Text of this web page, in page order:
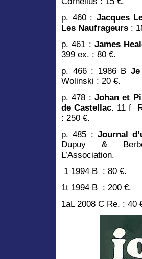
p. 460 : Jacques
Les Naufrageurs :
p. 461 :James
399 ex. : 80 €.
p. 466 : 1986 B
Wolinski : 20 €.
p. 478 : Johan et
de Castellac. 11 f
: 250 €.
p. 485 : Journal
Dupuy &
L’Association.
1 1994 B : 80 €.
1t 1994 B : 200 €.
1aL 2008 C Re. : 40